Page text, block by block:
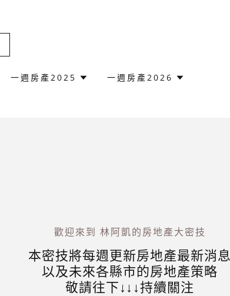
一週房產2025 一週房產2026
歡迎來到 林阿凱的房地產大密技
本密技將每週更新房地產最新消息
以及未來各縣市的房地產策略
敬請往下↓↓↓持續關注